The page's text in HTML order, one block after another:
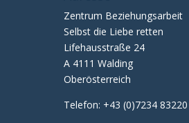
Zentrum Beziehungsarbeit
Selbst die Liebe retten
Lifehausstraße 24
A 4111 Walding
Oberösterreich
Telefon: +43 (0)7234 83220